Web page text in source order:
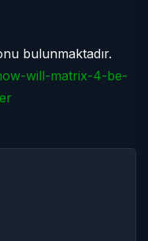
bulunmaktadır.
will-matrix-4-be-